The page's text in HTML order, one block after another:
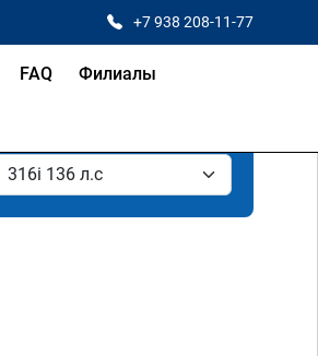
+7 938 208-11-77
FAQ Филиалы